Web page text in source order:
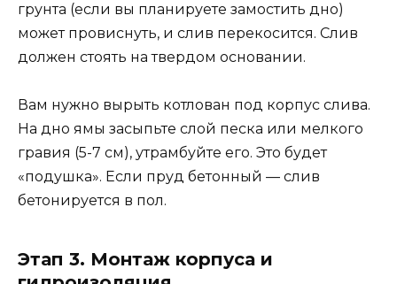
грунта (если вы планируете замостить дно)
может провиснуть, и слив перекосится. Слив
должен стоять на твердом основании.
Вам нужно вырыть котлован под корпус слива.
На дно ямы засыпьте слой песка или мелкого
гравия (5-7 см), утрамбуйте его. Это будет
«подушка». Если пруд бетонный — слив
бетонируется в пол.
Этап 3. Монтаж корпуса и